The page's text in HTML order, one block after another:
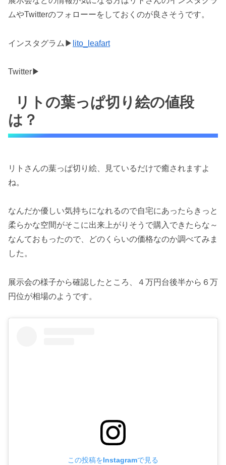
ムやTwitterのフォローーをしておくのが良さそうです。
インスタグラム▶ lito_leafart
Twitter▶
リトの葉っぱ切り絵の値段
は？
リトさんの葉っぱ切り絵、見ているだけで癒されますよ
ね。
なんだか優しい気持ちになれるので自宅にあったらきっと
柔らかな空間がそこに出来上がりそうで購入できたらな～
なんておもったので、どのくらいの価格なのか調べてみま
した。
展示会の様子から確認したところ、４万円台後半から６万
円位が相場のようです。
この投稿をInstagramで見る